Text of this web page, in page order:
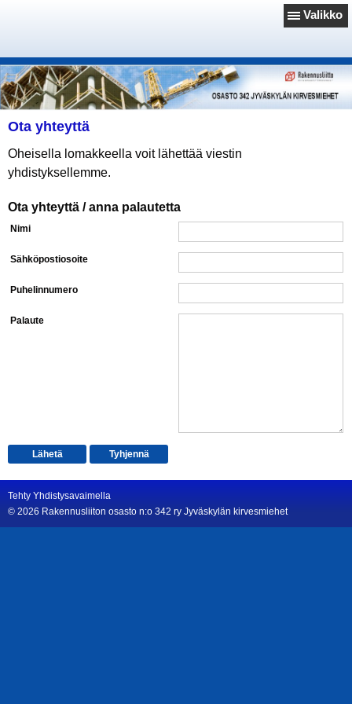
Valikko
Ota yhteyttä
Oheisella lomakkeella voit lähettää viestin
yhdistyksellemme.
Ota yhteyttä / anna palautetta
Nimi
Sähköpostiosoite
Puhelinnumero
Palaute
Tehty Yhdistysavaimella
© 2026 Rakennusliiton osasto n:o 342 ry Jyväskylän kirvesmiehet